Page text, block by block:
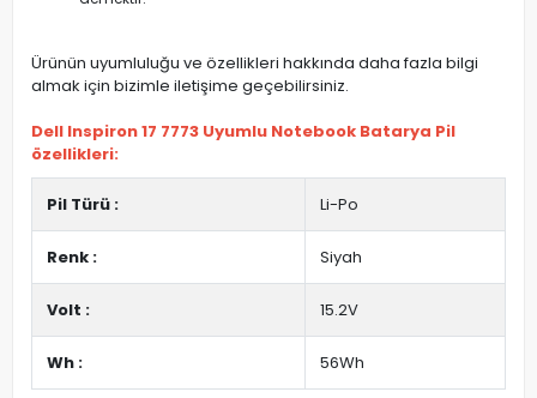
Ürünün uyumluluğu ve özellikleri hakkında daha fazla bilgi
almak için bizimle iletişime geçebilirsiniz.
Dell Inspiron 17 7773 Uyumlu Notebook Batarya Pil
özellikleri:
Pil Türü : Li-Po
Renk : Siyah
Volt : 15.2V
Wh : 56Wh